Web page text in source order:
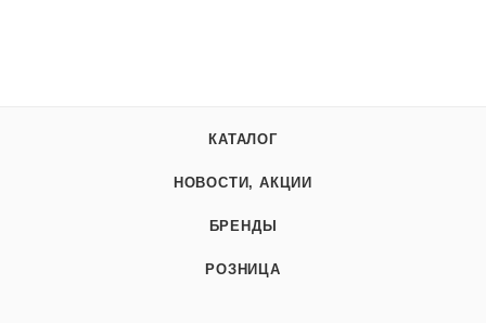
КАТАЛОГ
НОВОСТИ, АКЦИИ
БРЕНДЫ
РОЗНИЦА